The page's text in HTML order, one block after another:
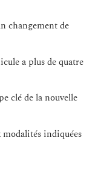
changement de
a plus de quatre
clé de la nouvelle
indiquées